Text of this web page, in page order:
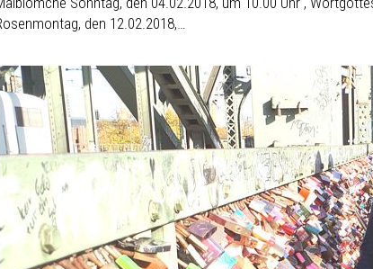
den 12.02.2018,…